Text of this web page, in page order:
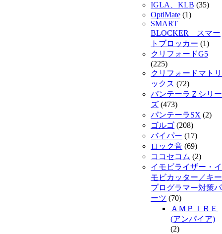
IGLA、KLB (35)
OptiMate (1)
SMART
BLOCKER スマー
トブロッカー (1)
クリフォードG5
(225)
クリフォードマトリ
ックス (72)
パンテーラＺシリー
ズ (473)
パンテーラSX (2)
ゴルゴ (208)
バイパー (17)
ロック音 (69)
ココセコム (2)
イモビライザー・イ
モビカッター／キー
プログラマー対策パ
ーツ (70)
ＡＭＰＩＲＥ
(アンパイア)
(2)